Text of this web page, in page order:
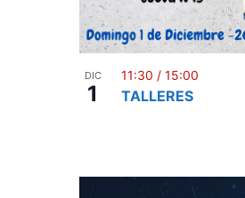
e
DIC
1 TALLERES
11:30 / 15:00